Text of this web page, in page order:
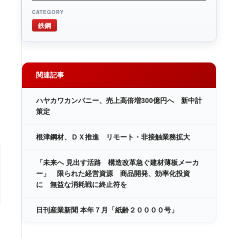
CATEGORY
鉄鋼
関連記事
ハヤカワカンパニー、売上高倍増300億円へ 新中計
策定
根津鋼材、ＤＸ推進 リモート・非接触業務拡大
「未来へ 見出す活路 構造改革急ぐ建材薄板メーカ
ー」 限られた経営資源 商品開発、効率化投資
に 無益な消耗戦に終止符を
日刊産業新聞 本年７月「紙齢２００００号」